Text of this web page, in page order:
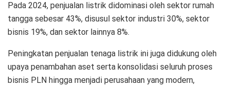
Pada 2024, penjualan listrik didominasi oleh sektor rumah
tangga sebesar 43%, disusul sektor industri 30%, sektor
bisnis 19%, dan sektor lainnya 8%.
Peningkatan penjualan tenaga listrik ini juga didukung oleh
upaya penambahan aset serta konsolidasi seluruh proses
bisnis PLN hingga menjadi perusahaan yang modern,